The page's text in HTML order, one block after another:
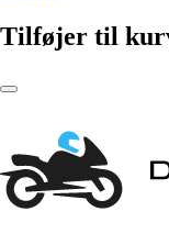
Tilføjer til